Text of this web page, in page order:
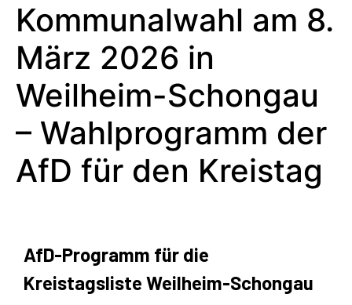
Kommunalwahl am 8.
März 2026 in
Weilheim-Schongau
– Wahlprogramm der
AfD für den Kreistag
AfD-Programm für die
Kreistagsliste Weilheim-Schongau